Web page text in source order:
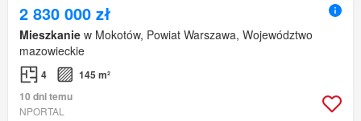
2 830 000 zł
Mieszkanie w Mokotów, Powiat Warszawa, Województwo
mazowieckie
4
145 m²
10 dni temu
NPORTAL